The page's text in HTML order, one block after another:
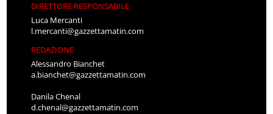
DIRETTORE RESPONSABILE
Luca Mercanti
l.mercanti@gazzettamatin.com
REDAZIONE
Alessandro Bianchet
a.bianchet@gazzettamatin.com
Danila Chenal
d.chenal@gazzettamatin.com